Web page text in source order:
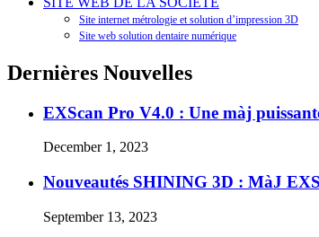
Site internet métrologie et solution d’impression 3D
Site web solution dentaire numérique
Dernières Nouvelles
EXScan Pro V4.0 : Une màj
December 1, 2023
Nouveautés SHINING 3D : MàJ
September 13, 2023